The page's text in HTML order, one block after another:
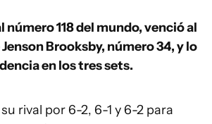
número 118 del mundo, venció al
Brooksby, número 34, y lo
en los tres sets.
rival por 6-2, 6-1 y 6-2 para